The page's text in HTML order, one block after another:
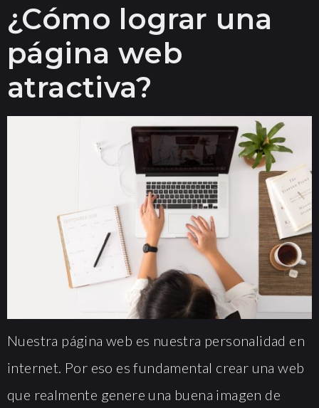
¿Cómo lograr una
página web
atractiva?
Nuestra página web es nuestra personalidad en
internet. Por eso es fundamental crear una web
que realmente genere una buena imagen de